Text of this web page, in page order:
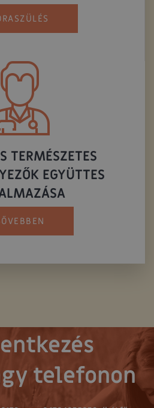
TERMÉSZETES
EGYÜTTES
telefonon